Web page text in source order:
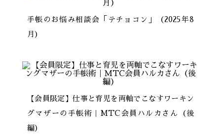
手帳のお悩み相談会「テチョコン」（2025年8
月）
【会員限定】仕事と育児を両軸でこなすワーキン
グマザーの手帳術｜MTC会員ハルカさん（後
編）